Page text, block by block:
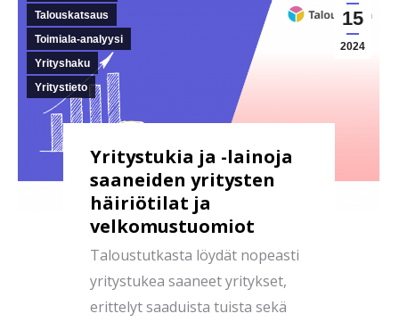
15
2024
Talouskatsaus
Toimiala-analyysi
Yrityshaku
Yritystieto
Yritystukia ja -lainoja
saaneiden yritysten
häiriötilat ja
velkomustuomiot
Taloustutkasta löydät nopeasti
yritystukea saaneet yritykset,
erittelyt saaduista tuista sekä